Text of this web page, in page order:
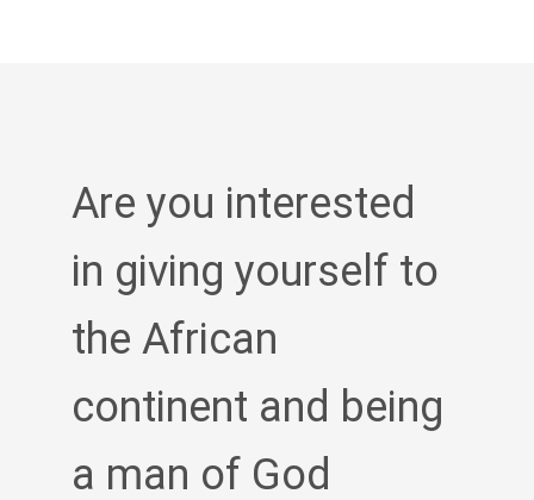
Are you interested
in giving yourself to
the African
continent and being
a man of God